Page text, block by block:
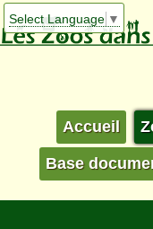
Select Language ▼
Accueil
Base